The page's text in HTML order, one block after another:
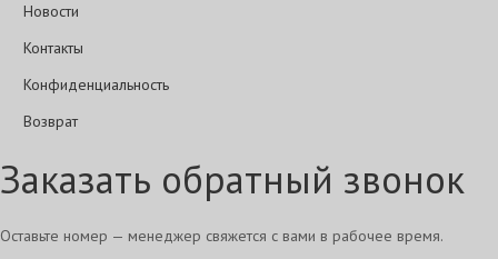
Новости
Контакты
Конфиденциальность
Возврат
Заказать обратный звонок
Оставьте номер — менеджер свяжется с вами в рабочее время.